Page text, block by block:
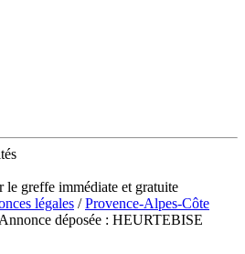
le greffe immédiate et gratuite
légales /Provence-Alpes-Côte
déposée : HEURTEBISE